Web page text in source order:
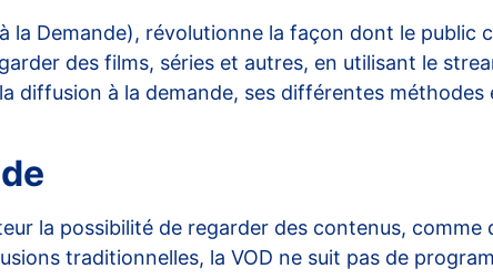
la Demande), révolutionne la façon dont le public
des films, séries et autres, en utilisant le
diffusion à la demande, ses différentes
la possibilité de regarder des contenus, comme
traditionnelles, la VOD ne suit pas de